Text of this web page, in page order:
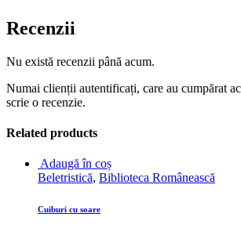
Recenzii
Nu există recenzii până acum.
Numai clienții autentificați, care au cumpărat
scrie o recenzie.
Related products
Adaugă în coș
Beletristică, Biblioteca Românească
Cuiburi cu soare